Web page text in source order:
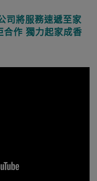
司將服務速遞至家
合作 獨力起家成香